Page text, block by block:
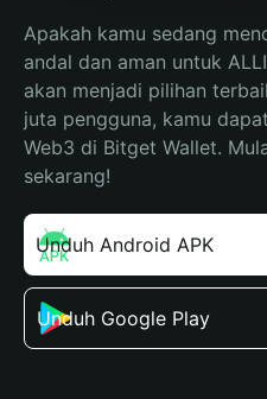
Apakah kamu sedang
andal dan aman untuk
akan menjadi pilihan
juta pengguna, kamu
Web3 di Bitget Wallet.
sekarang!
Unduh Android APK
Unduh Google Play